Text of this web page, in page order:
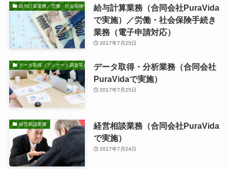
給与計算業務／労働・社会保険手続き業務給与計算業務（合同会社PuraVida
で実施）／労働・社会保険手続き
業務（電子申請対応）
2017年7月25日
データ取得（アンケート調査等）・分析業務データ取得・分析業務（合同会社
PuraVidaで実施）
2017年7月25日
経営相談業務
経営相談業務（合同会社PuraVida
で実施）
2017年7月24日